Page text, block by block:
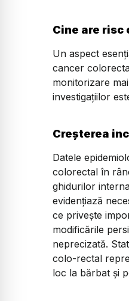
Cine are risc
Un aspect
cancer
monitorizare
investigațiilor
Creșterea
Datele
colorectal în
ghidurilor
evidențiază
ce privește
modificările
neprecizată.
colo-rectal
loc la bărbat și